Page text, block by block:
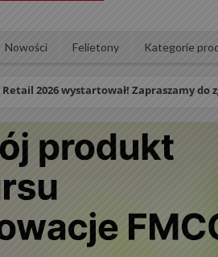
Nowości Felietony Kategorie
2026 wystartował! Zapraszamy do